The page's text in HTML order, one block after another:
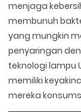
menjaga
membunuh
yang mungkin
penyaringan
teknologi lampu
memiliki
mereka